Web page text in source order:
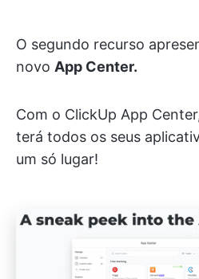
O segundo recurso
novo App Center.
Com o ClickUp App
terá todos os seus
um só lugar!